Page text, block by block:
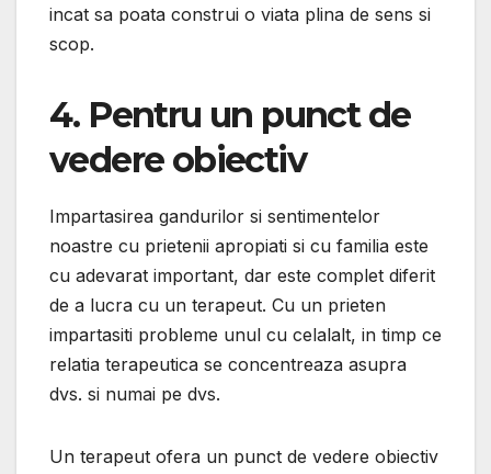
incat sa poata construi o viata plina de sens si
scop.
4. Pentru un punct de
vedere obiectiv
Impartasirea gandurilor si sentimentelor
noastre cu prietenii apropiati si cu familia este
cu adevarat important, dar este complet diferit
de a lucra cu un terapeut. Cu un prieten
impartasiti probleme unul cu celalalt, in timp ce
relatia terapeutica se concentreaza asupra
dvs. si numai pe dvs.
Un terapeut ofera un punct de vedere obiectiv